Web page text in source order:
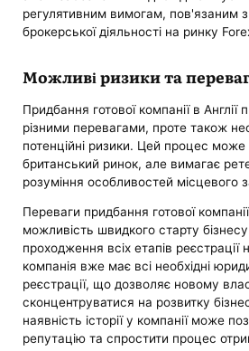
регулятивним вимогам, пов'язаним
брокерської діяльності на ринку
Можливі ризики та
Придбання готової компанії в Англії
різними перевагами, проте також
потенційні ризики. Цей процес
британський ринок, але вимагає
розуміння особливостей місцевого
Переваги придбання готової
можливість швидкого старту бізнесу
проходження всіх етапів реєстрації
компанія вже має всі необхідні
реєстрації, що дозволяє новому
сконцентруватися на розвитку
наявність історії у компанії може
репутацію та спростити процес